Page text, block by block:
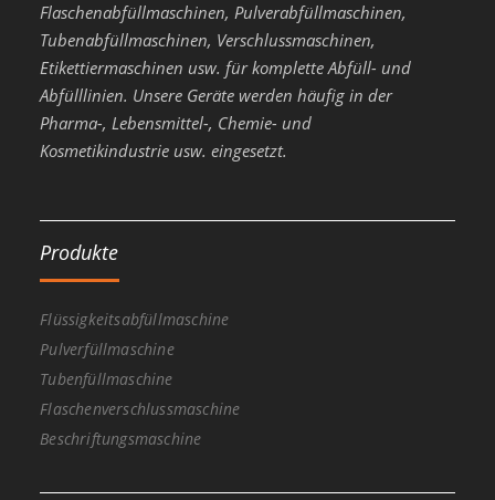
Flaschenabfüllmaschinen, Pulverabfüllmaschinen,
Tubenabfüllmaschinen, Verschlussmaschinen,
Etikettiermaschinen usw. für komplette Abfüll- und
Abfülllinien. Unsere Geräte werden häufig in der
Pharma-, Lebensmittel-, Chemie- und
Kosmetikindustrie usw. eingesetzt.
Produkte
Flüssigkeitsabfüllmaschine
Pulverfüllmaschine
Tubenfüllmaschine
Flaschenverschlussmaschine
Beschriftungsmaschine